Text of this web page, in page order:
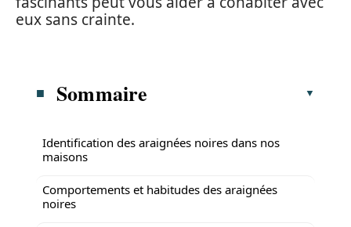
eux sans crainte.
Sommaire
Identification des araignées noires dans nos
maisons
Comportements et habitudes des araignées
noires